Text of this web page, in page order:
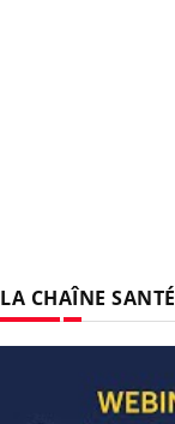
LA CHAÎNE SANTÉ